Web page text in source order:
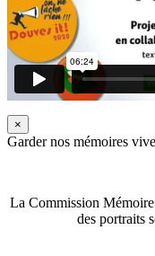
×
Garder nos mémoires
La Commission
des portraits